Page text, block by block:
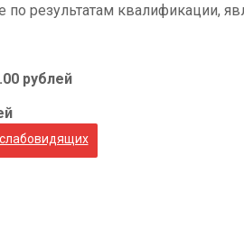
результатам квалификации,
рублей